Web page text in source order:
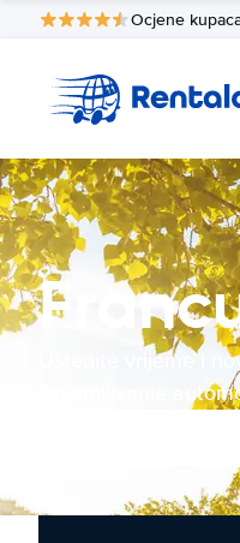
Ocjene
Uštedite vrijeme i
iznajmljivanje